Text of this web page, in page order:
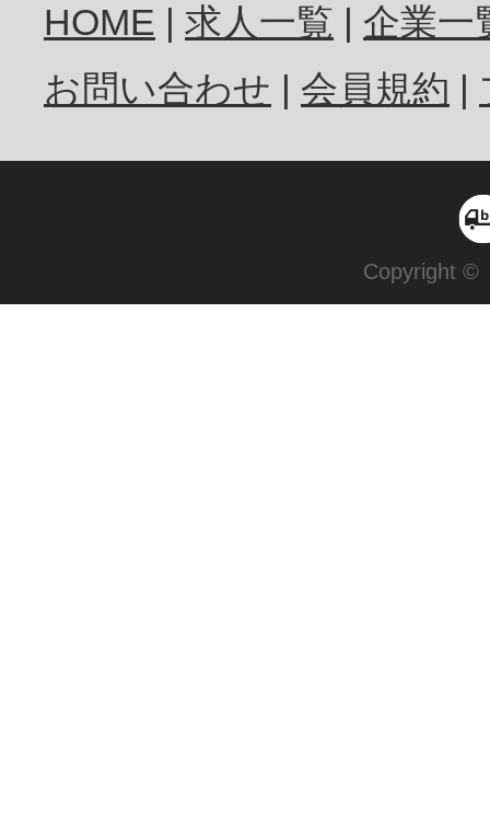
HOME 求人一覧
企業一
お問い合わせ
会員規約
Copyright ©